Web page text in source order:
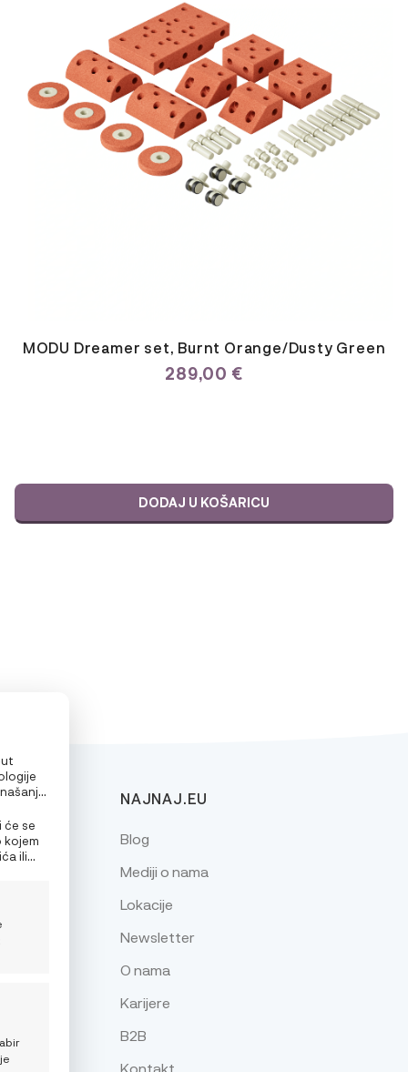
će se
kojem
ili
MODU Dreamer set, Burnt Orange/Dusty Green
289,00 €
DODAJ U KOŠARICU
NAJNAJ.EU
Blog
Mediji o nama
Lokacije
Newsletter
O nama
Karijere
B2B
Kontakt